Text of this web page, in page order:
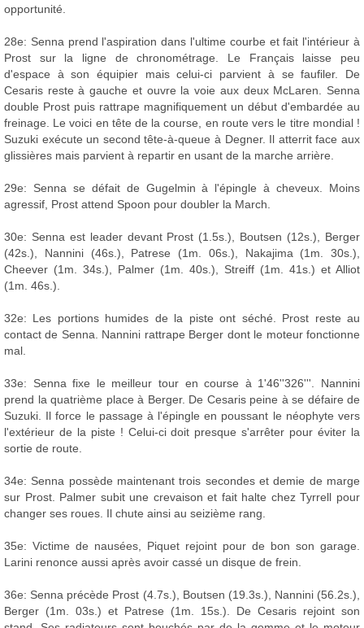
opportunité.
28e: Senna prend l'aspiration dans l'ultime courbe et fait l'intérieur à
Prost sur la ligne de chronométrage. Le Français laisse peu
d'espace à son équipier mais celui-ci parvient à se faufiler. De
Cesaris reste à gauche et ouvre la voie aux deux McLaren. Senna
double Prost puis rattrape magnifiquement un début d'embardée au
freinage. Le voici en tête de la course, en route vers le titre mondial !
Suzuki exécute un second tête-à-queue à Degner. Il atterrit face aux
glissières mais parvient à repartir en usant de la marche arrière.
29e: Senna se défait de Gugelmin à l'épingle à cheveux. Moins
agressif, Prost attend Spoon pour doubler la March.
30e: Senna est leader devant Prost (1.5s.), Boutsen (12s.), Berger
(42s.), Nannini (46s.), Patrese (1m. 06s.), Nakajima (1m. 30s.),
Cheever (1m. 34s.), Palmer (1m. 40s.), Streiff (1m. 41s.) et Alliot
(1m. 46s.).
32e: Les portions humides de la piste ont séché. Prost reste au
contact de Senna. Nannini rattrape Berger dont le moteur fonctionne
mal.
33e: Senna fixe le meilleur tour en course à 1'46''326'''. Nannini
prend la quatrième place à Berger. De Cesaris peine à se défaire de
Suzuki. Il force le passage à l'épingle en poussant le néophyte vers
l'extérieur de la piste ! Celui-ci doit presque s'arrêter pour éviter la
sortie de route.
34e: Senna possède maintenant trois secondes et demie de marge
sur Prost. Palmer subit une crevaison et fait halte chez Tyrrell pour
changer ses roues. Il chute ainsi au seizième rang.
35e: Victime de nausées, Piquet rejoint pour de bon son garage.
Larini renonce aussi après avoir cassé un disque de frein.
36e: Senna précède Prost (4.7s.), Boutsen (19.3s.), Nannini (56.2s.),
Berger (1m. 03s.) et Patrese (1m. 15s.). De Cesaris rejoint son